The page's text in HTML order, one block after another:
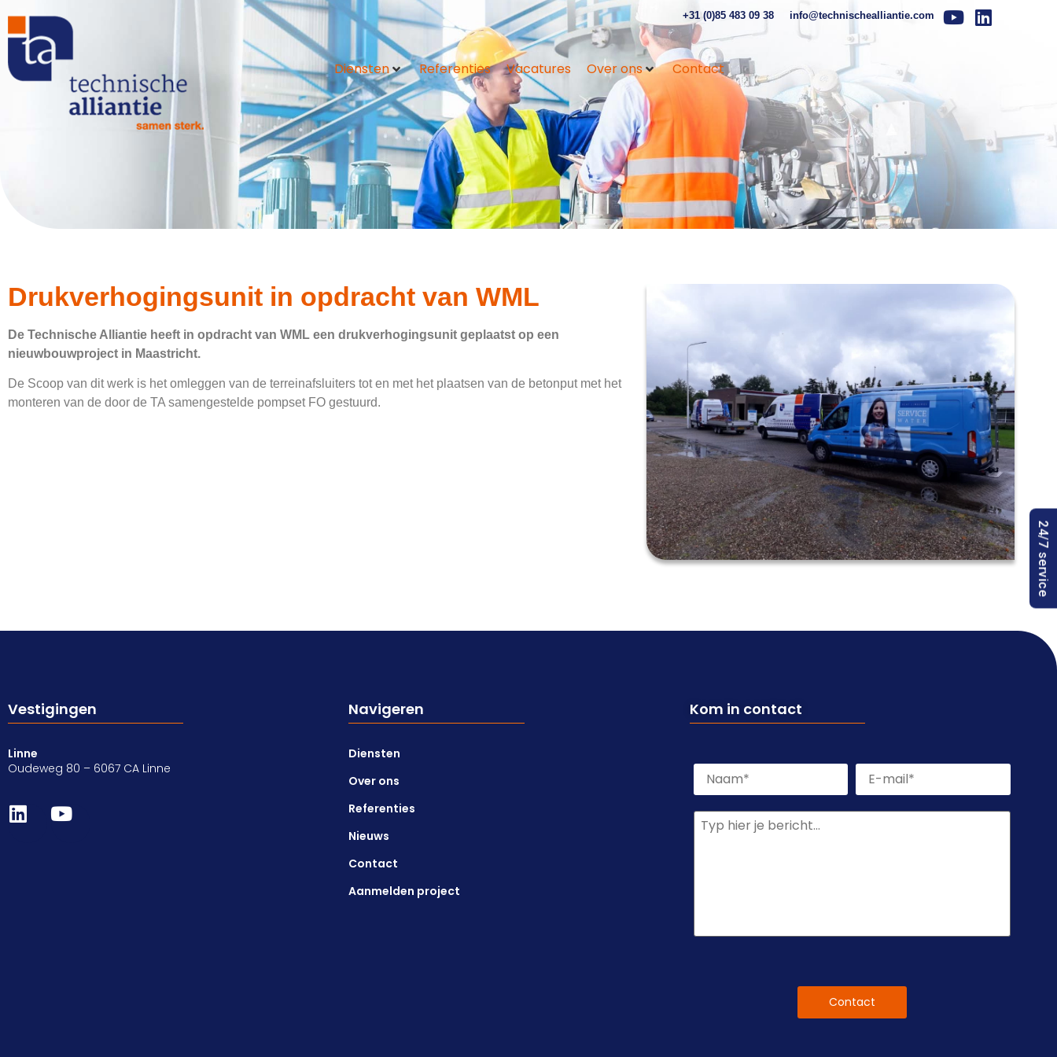
+31 (0)85 483 09 38 info@technischealliantie.com
Diensten Referenties Vacatures Over ons Contact
Drukverhogingsunit in opdracht van WML
De Technische Alliantie heeft in opdracht van WML een drukverhogingsunit geplaatst op een
nieuwbouwproject in Maastricht.
De Scoop van dit werk is het omleggen van de terreinafsluiters tot en met het plaatsen van de betonput met het
monteren van de door de TA samengestelde pompset FO gestuurd.
Vestigingen
Linne
Oudeweg 80 – 6067 CA Linne
Navigeren
Diensten
Over ons
Referenties
Nieuws
Contact
Aanmelden project
Kom in contact
mailadres
Geen
titel
24/7 service